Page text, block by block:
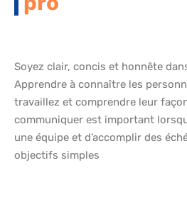
Soyez clair, concis et honnête
Apprendre à connaître les
travaillez et comprendre leur
communiquer est important
une équipe et d’accomplir des
objectifs simples